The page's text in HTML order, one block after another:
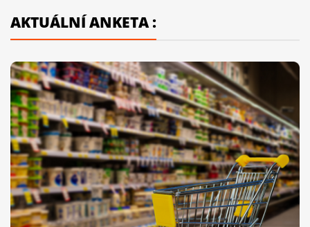
AKTUÁLNÍ ANKETA :